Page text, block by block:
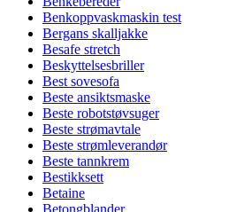
Benkoppvaskmaskin test
Bergans skalljakke
Besafe stretch
Beskyttelsesbriller
Best sovesofa
Beste ansiktsmaske
Beste robotstøvsuger
Beste strømavtale
Beste strømleverandør
Beste tannkrem
Bestikksett
Betaine
Betongblander